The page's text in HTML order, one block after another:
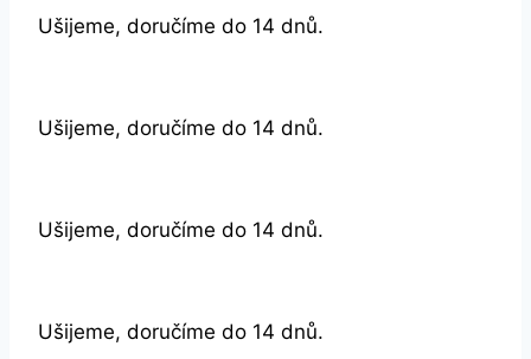
Ušijeme, doručíme do 14 dnů.
Ušijeme, doručíme do 14 dnů.
Ušijeme, doručíme do 14 dnů.
Ušijeme, doručíme do 14 dnů.